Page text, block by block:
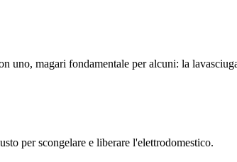
uno, magari fondamentale per alcuni: la
per scongelare e liberare l'elettrodomestico.